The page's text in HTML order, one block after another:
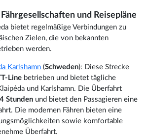
und Reisepläne
bietet regelmäßige Verbindungen zu
Zielen, die von bekannten
werden.
Karlshamn (Schweden): Diese Strecke
Line betrieben und bietet tägliche
und Karlshamn. Die Überfahrt
Stunden und bietet den Passagieren eine
Die modernen Fähren bieten eine
sowie komfortable
Überfahrt.